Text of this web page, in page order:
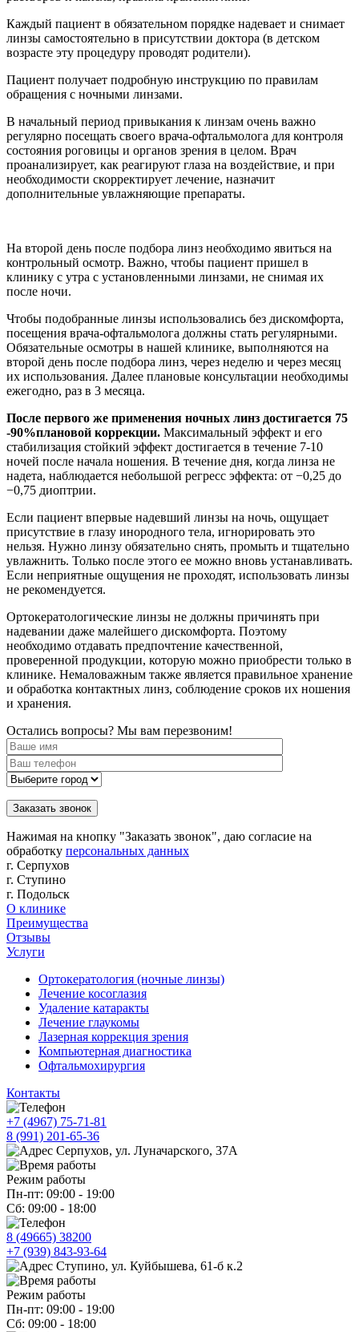
Каждый пациент в обязательном порядке надевает и снимает
линзы самостоятельно в присутствии доктора (в детском
возрасте эту процедуру проводят родители).
Пациент получает подробную инструкцию по правилам
обращения с ночными линзами.
В начальный период привыкания к линзам очень важно
регулярно посещать своего врача-офтальмолога для контроля
состояния роговицы и органов зрения в целом. Врач
проанализирует, как реагируют глаза на воздействие, и при
необходимости скорректирует лечение, назначит
дополнительные увлажняющие препараты.
На второй день после подбора линз необходимо явиться на
контрольный осмотр. Важно, чтобы пациент пришел в
клинику с утра с установленными линзами, не снимая их
после ночи.
Чтобы подобранные линзы использовались без дискомфорта,
посещения врача-офтальмолога должны стать регулярными.
Обязательные осмотры в нашей клинике, выполняются на
второй день после подбора линз, через неделю и через месяц
их использования. Далее плановые консультации необходимы
ежегодно, раз в 3 месяца.
После первого же применения ночных линз достигается 75
-90%плановой коррекции. Максимальный эффект и его
стабилизация стойкий эффект достигается в течение 7-10
ночей после начала ношения. В течение дня, когда линза не
надета, наблюдается небольшой регресс эффекта: от −0,25 до
−0,75 диоптрии.
Если пациент впервые надевший линзы на ночь, ощущает
присутствие в глазу инородного тела, игнорировать это
нельзя. Нужно линзу обязательно снять, промыть и тщательно
увлажнить. Только после этого ее можно вновь устанавливать.
Если неприятные ощущения не проходят, использовать линзы
не рекомендуется.
Ортокератологические линзы не должны причинять при
надевании даже малейшего дискомфорта. Поэтому
необходимо отдавать предпочтение качественной,
проверенной продукции, которую можно приобрести только в
клинике. Немаловажным также является правильное хранение
и обработка контактных линз, соблюдение сроков их ношения
и хранения.
Остались вопросы? Мы вам перезвоним!
Нажимая на кнопку "Заказать звонок", даю согласие на
обработку персональных данных
г. Серпухов
г. Ступино
г. Подольск
О клинике
Преимущества
Отзывы
Услуги
Ортокератология (ночные линзы)
Лечение косоглазия
Удаление катаракты
Лечение глаукомы
Лазерная коррекция зрения
Компьютерная диагностика
Офтальмохирургия
Контакты
+7 (4967) 75-71-81
8 (991) 201-65-36
Серпухов, ул. Луначарского, 37А
Режим работы
Пн-пт: 09:00 - 19:00
Сб: 09:00 - 18:00
8 (49665) 38200
+7 (939) 843-93-64
Ступино, ул. Куйбышева, 61-б к.2
Режим работы
Пн-пт: 09:00 - 19:00
Сб: 09:00 - 18:00